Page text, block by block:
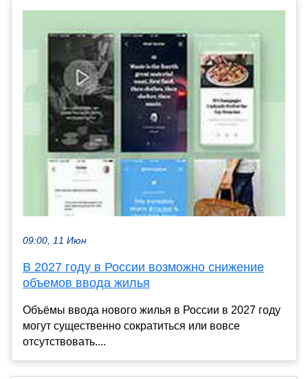
09:00, 11 Июн
В 2027 году в России возможно снижение
объемов ввода жилья
Объёмы ввода нового жилья в России в 2027 году
могут существенно сократиться или вовсе
отсутствовать....